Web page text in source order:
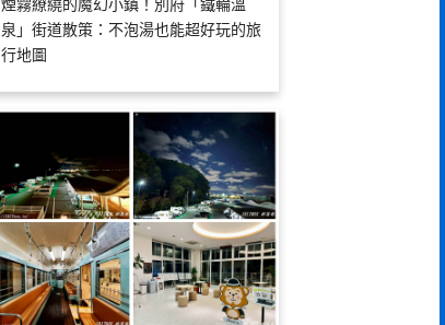
煙霧繚繞的魔幻小鎮！別府「鐵輪溫
泉」街道散策：不泡湯也能超好玩的旅
行地圖